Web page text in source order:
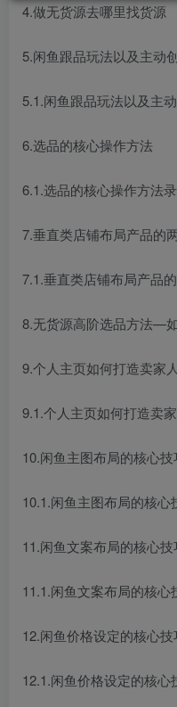
4.做无货源去哪里找货源
5.闲鱼跟品玩法以及主动
5.1.闲鱼跟品玩法以及主
6.选品的核心操作方法
6.1.选品的核心操作方法
7.垂直类店铺布局产品的
7.1.垂直类店铺布局产品
8.无货源高阶选品方法—
9.个人主页如何打造卖家
9.1.个人主页如何打造卖
10.闲鱼主图布局的核心技
10.1.闲鱼主图布局的核心
11.闲鱼文案布局的核心技
11.1.闲鱼文案布局的核心
12.闲鱼价格设定的核心技
12.1.闲鱼价格设定的核心